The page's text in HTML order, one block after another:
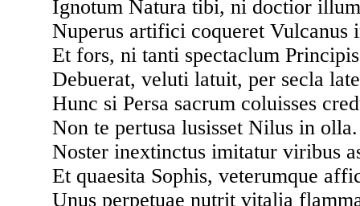
Ignotum Natura tibi, ni doctior illum
Nuperus artifici coqueret Vulcanus
Et fors, ni tanti spectaclum Principis
Debuerat, veluti latuit, per secla
Hunc si Persa sacrum coluisses
Non te pertusa lusisset Nilus in olla.
Noster inextinctus imitatur viribus
Et quaesita Sophis, veterumque
Unus perpetuae nutrit vitalia